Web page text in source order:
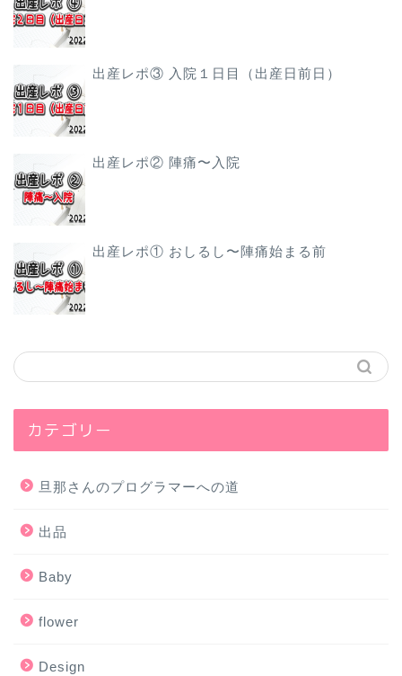
出産レポ③ 入院１日目（出産日前日）
出産レポ② 陣痛〜入院
出産レポ① おしるし〜陣痛始まる前
カテゴリー
旦那さんのプログラマーへの道
出品
Baby
flower
Design